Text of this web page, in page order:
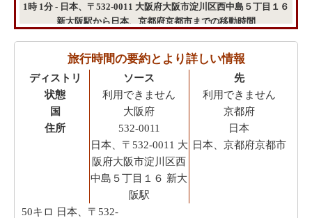
1時 1分 - 日本、〒532-0011 大阪府大阪市淀川区西中島５丁目１６
新大阪駅から日本、京都府京都市までの移動時間
旅行時間の要約とより詳しい情報
ディストリ
状態
国
住所
ソース
利用できません
大阪府
532-0011
日本、〒532-0011 大
阪府大阪市淀川区西
中島５丁目１６ 新大
阪駅
先
利用できません
京都府
日本
日本、京都府京都市
50キロ 日本、〒532-